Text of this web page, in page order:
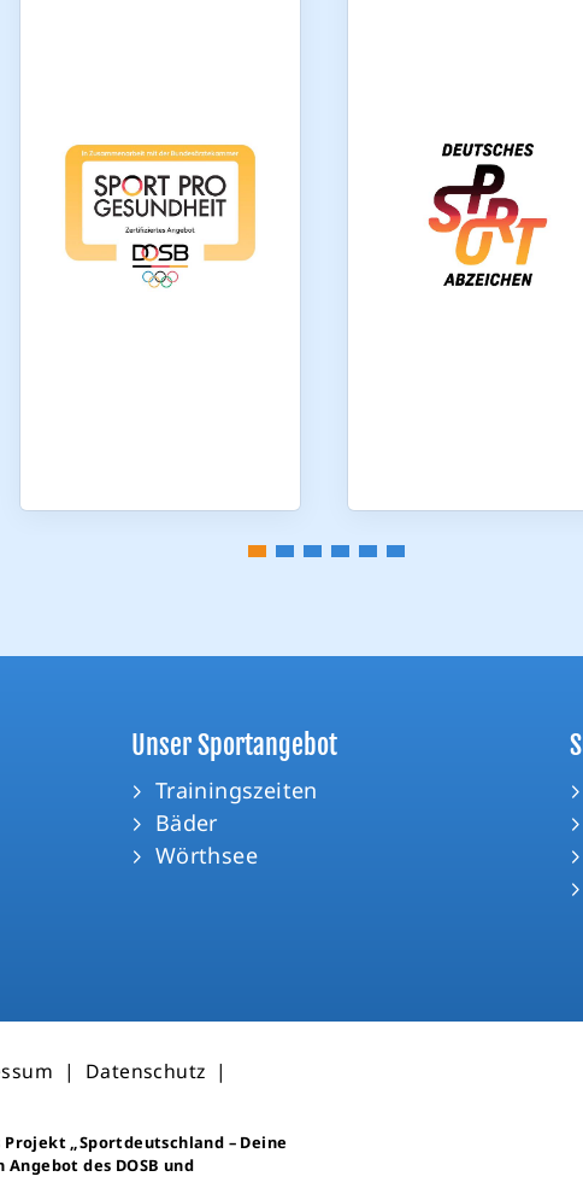
Unser Sportangebot
Trainingszeiten
Bäder
Wörthsee
| Datenschutz |
Projekt „Sportdeutschland – Deine
des DOSB und